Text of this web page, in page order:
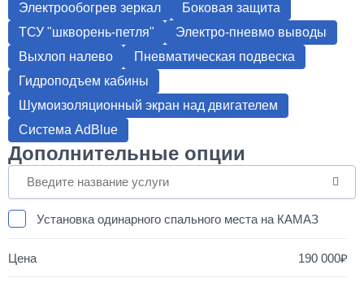
Электрообогрев зеркал
Боковая защита
ТСУ "шкворень-петля"
Электро-пневмо выводы
Выхлоп налево
Пневматическая подвеска
Гидроподъем кабины
Шумоизоляционный экран над двигателем
Система AdBlue
Дополнительные опции
Установка одинарного спального места на КАМАЗ
190 000